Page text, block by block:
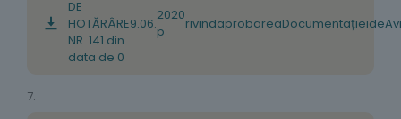
DE
HOTĂRÂRE
NR. 141 din
data de 0
9.06.2020
p
rivindaprobareaDocumentațieide
7.